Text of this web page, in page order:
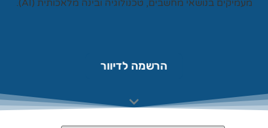
מעמיקים בנושאי מחשבים, טכנולוגיה ובינה מלאכותית (AI).
הרשמה לדיוור